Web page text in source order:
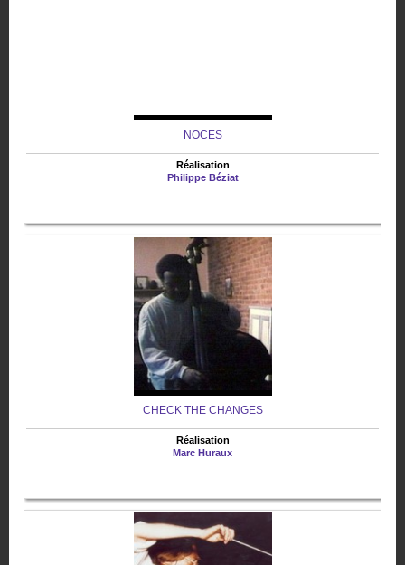
NOCES
Réalisation
Philippe Béziat
CHECK THE CHANGES
Réalisation
Marc Huraux